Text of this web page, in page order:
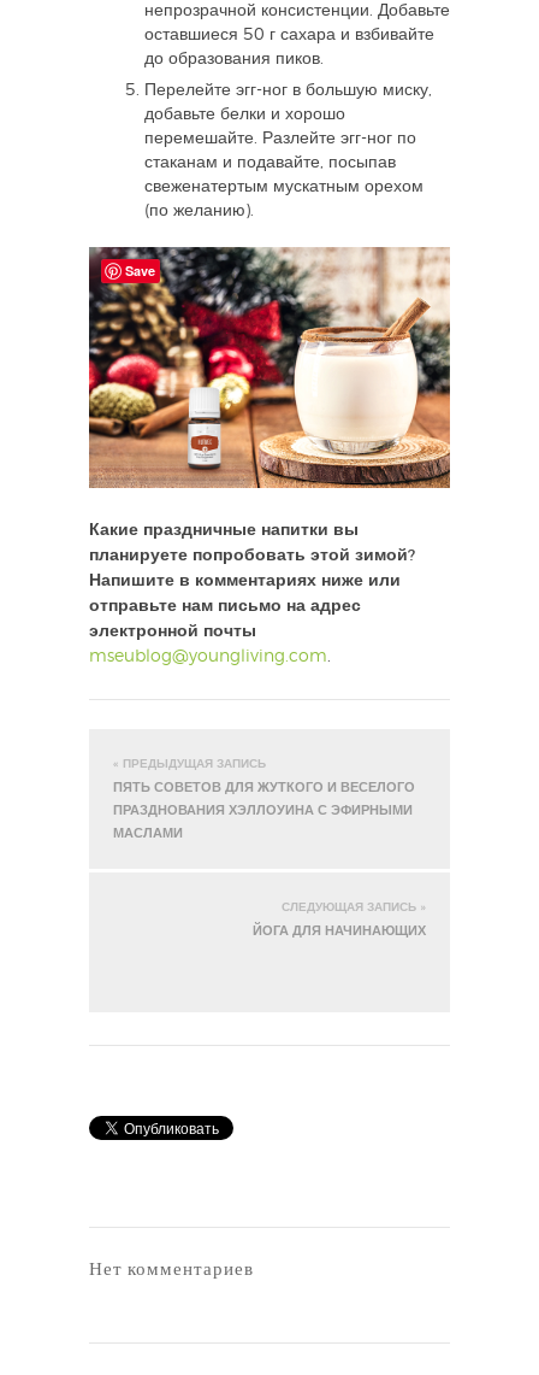
непрозрачной консистенции. Добавьте
оставшиеся 50 г сахара и взбивайте
до образования пиков.
Перелейте эгг-ног в большую миску,
добавьте белки и хорошо
перемешайте. Разлейте эгг-ног по
стаканам и подавайте, посыпав
свеженатертым мускатным орехом
(по желанию).
Какие праздничные напитки вы
планируете попробовать этой зимой?
Напишите в комментариях ниже или
отправьте нам письмо на адрес
электронной почты
mseublog@youngliving.com.
« ПРЕДЫДУЩАЯ ЗАПИСЬ
ПЯТЬ СОВЕТОВ ДЛЯ ЖУТКОГО И ВЕСЕЛОГО
ПРАЗДНОВАНИЯ ХЭЛЛОУИНА С ЭФИРНЫМИ
МАСЛАМИ
СЛЕДУЮЩАЯ ЗАПИСЬ »
ЙОГА ДЛЯ НАЧИНАЮЩИХ
Нет комментариев
Save